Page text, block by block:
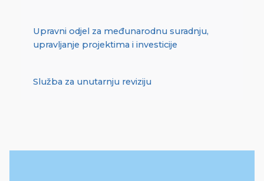
Upravni odjel za međunarodnu suradnju,
upravljanje projektima i investicije
Služba za unutarnju reviziju